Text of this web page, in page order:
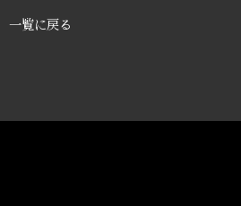
一覧に戻る